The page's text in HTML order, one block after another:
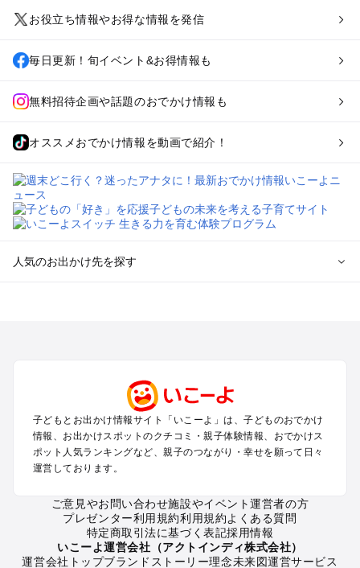
お役立ち情報やお得な情報を発信
毎日更新！旬イベント&お得情報も
無料招待企画や話題のおでかけ情報も
オススメおでかけ情報を動画で紹介！
人気のお出かけ先を探す
関西のプールおでかけ
中国･四国のプールおでかけ
九州･沖縄のプールおでかけ
定番お出かけスポット
子どもとお出かけ情報サイト「いこーよ」は、子どものおでかけ
情報、お出かけスポットのクチコミ・親子体験情報、おでかけス
ポット人気ランキングなど、親子のつながり・幸せを願って日々
運営しております。
ご意見やお問い合わせ施設やイベント運営者の方
プレゼンター利用規約利用規約よくある質問
特定商取引法に基づく表記採用情報
いこーよ運営会社（アクトインディ株式会社）
運営会社トップブランドストーリー理念未来図運営サービス